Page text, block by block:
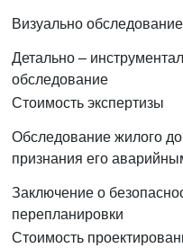
Визуально
Детально –
обследование
Стоимость экспертизы
Обследование жилого
признания его
Заключение о
перепланировки
Стоимость